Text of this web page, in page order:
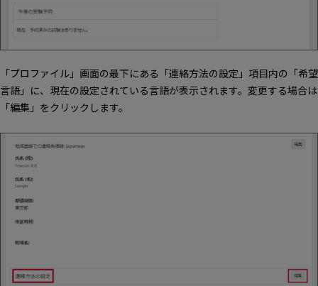
「プロファイル」画面の最下にある「連絡方法の設定」項目内の「希望
言語」に、現在の設定されている言語が表示されます。変更する場合は
「編集」をクリックします。